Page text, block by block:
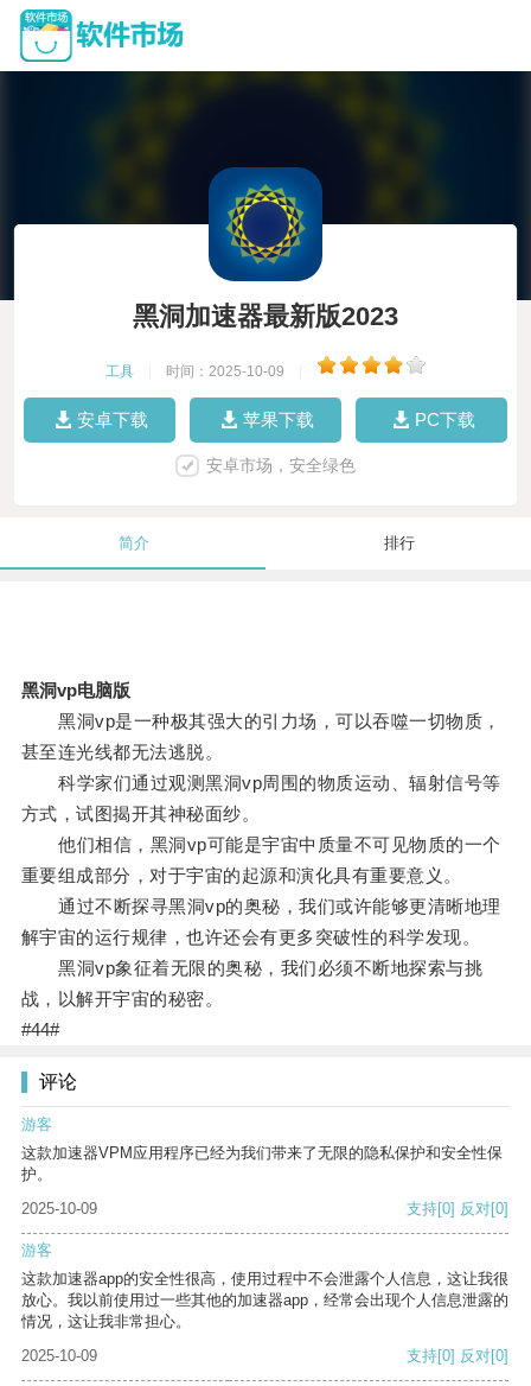
黑洞加速器最新版2023
工具 时间：2025-10-09
安卓下载 苹果下载 PC下载
安卓市场，安全绿色
简介 排行
黑洞vp电脑版
黑洞vp是一种极其强大的引力场，可以吞噬一切物质，
甚至连光线都无法逃脱。
科学家们通过观测黑洞vp周围的物质运动、辐射信号等
方式，试图揭开其神秘面纱。
他们相信，黑洞vp可能是宇宙中质量不可见物质的一个
重要组成部分，对于宇宙的起源和演化具有重要意义。
通过不断探寻黑洞vp的奥秘，我们或许能够更清晰地理
解宇宙的运行规律，也许还会有更多突破性的科学发现。
黑洞vp象征着无限的奥秘，我们必须不断地探索与挑
战，以解开宇宙的秘密。
#44#
评论
游客
这款加速器VPM应用程序已经为我们带来了无限的隐私保护和安全性保
护。
2025-10-09
支持[0] 反对[0]
游客
这款加速器app的安全性很高，使用过程中不会泄露个人信息，这让我很
放心。我以前使用过一些其他的加速器app，经常会出现个人信息泄露的
情况，这让我非常担心。
2025-10-09
支持[0] 反对[0]